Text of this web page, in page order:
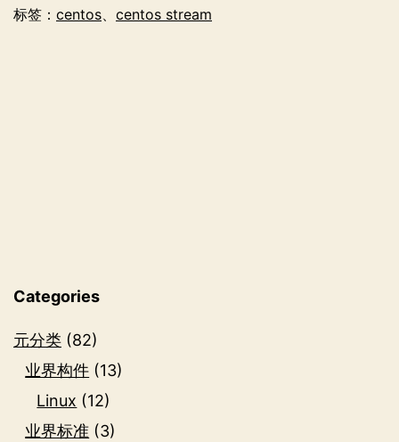
合
标签： centos centos stream
Categories
元分类 (82)
业界构件 (13)
Linux (12)
业界标准 (3)